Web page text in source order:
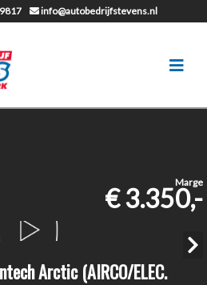
info@autobedrijfstevens.nl
Marge
€ 3.350,-
Arctic (AIRCO/ELEC.